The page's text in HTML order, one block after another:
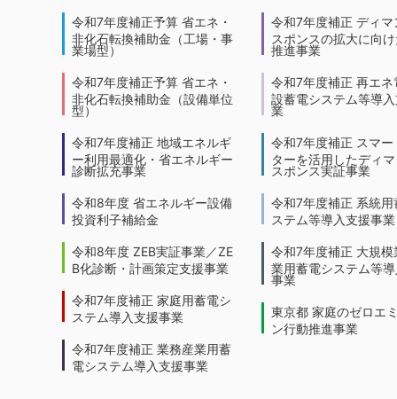
令和7年度補正予算 省エネ・
非化石転換補助金（工場・事
業場型）
令和7年度補正予算 省エネ・
非化石転換補助金（設備単位
型）
令和7年度補正 地域エネルギ
ー利用最適化・省エネルギー
診断拡充事業
令和8年度 省エネルギー設備
投資利子補給金
令和8年度 ZEB実証事業／ZE
B化診断・計画策定支援事業
令和7年度補正 家庭用蓄電シ
ステム導入支援事業
令和7年度補正 業務産業用蓄
電システム導入支援事業
令和7年度補正 ディマ
スポンスの拡大に向
推進事業
令和7年度補正 再エネ
設蓄電システム等導
業
令和7年度補正 スマー
ターを活用したディ
スポンス実証事業
令和7年度補正 系統用
ステム等導入支援事業
令和7年度補正 大規模
業用蓄電システム等
事業
東京都 家庭のゼロエ
ン行動推進事業